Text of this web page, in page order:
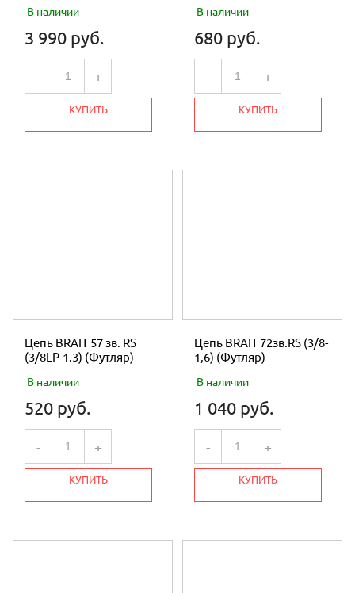
В наличии
3 990 руб.
- +
КУПИТЬ
В наличии
680 руб.
- +
КУПИТЬ
Цепь BRAIT 57 зв. RS
(3/8LP-1.3) (Футляр)
В наличии
520 руб.
- +
КУПИТЬ
Цепь BRAIT 72зв.RS (3/8-
1,6) (Футляр)
В наличии
1 040 руб.
- +
КУПИТЬ